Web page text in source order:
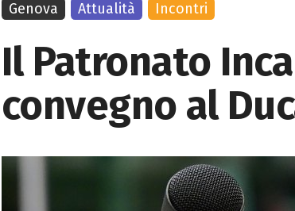
Il Patronato
convegno al
Genova Attualità Incontri